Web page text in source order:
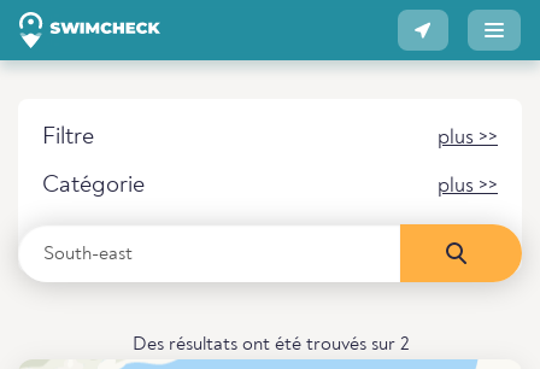
Filtre plus >>
Catégorie plus >>
Des résultats ont été trouvés sur 2